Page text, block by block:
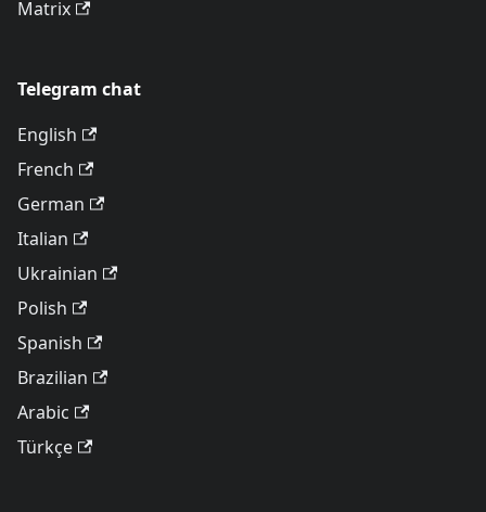
Matrix
Telegram chat
English
French
German
Italian
Ukrainian
Polish
Spanish
Brazilian
Arabic
Türkçe